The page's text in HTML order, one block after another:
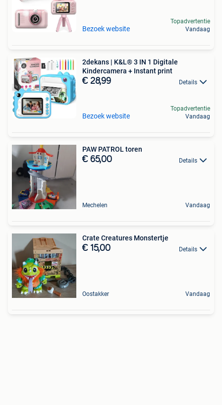
Bezoek website
Topadvertentie
Vandaag
2dekans | K&L® 3 IN 1 Digitale
Kindercamera + Instant print
€ 28,99 Details
Bezoek website
Topadvertentie
Vandaag
PAW PATROL toren
€ 65,00 Details
Mechelen Vandaag
Crate Creatures Monstertje
€ 15,00 Details
Oostakker Vandaag